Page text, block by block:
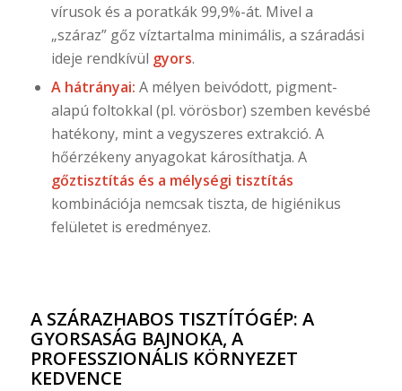
vírusok és a poratkák 99,9%-át. Mivel a
„száraz” gőz víztartalma minimális, a száradási
ideje rendkívül gyors.
A hátrányai: A mélyen beivódott, pigment-
alapú foltokkal (pl. vörösbor) szemben kevésbé
hatékony, mint a vegyszeres extrakció. A
hőérzékeny anyagokat károsíthatja. A
gőztisztítás és a mélységi tisztítás
kombinációja nemcsak tiszta, de higiénikus
felületet is eredményez.
A SZÁRAZHABOS TISZTÍTÓGÉP: A
GYORSASÁG BAJNOKA, A
PROFESSZIONÁLIS KÖRNYEZET
KEDVENCE